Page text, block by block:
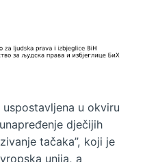
u okviru
dječijih
tačaka”, koji je
unija, a